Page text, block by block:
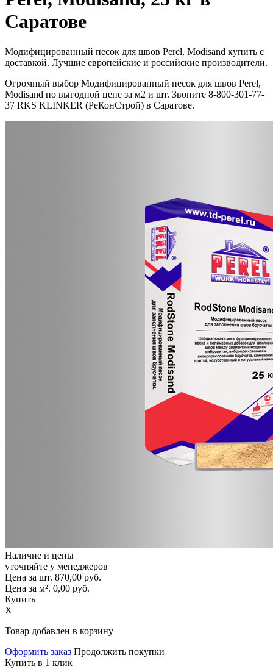
Саратове
Модифицированный песок для швов Perel, Modisand купить с
доставкой. Лучшие европейские и российские производители.
Огромный выбор Модифицированный песок для швов Perel,
Modisand по выгодной цене за м2 и шт. Звоните 8-800-301-77-
37 RKS KLINKER (РеКонСтрой) в Саратове.
Наличие и цены
уточняйте у менеджеров
Цена за шт. 870,00 руб.
Цена за м². 0,00 руб.
Купить
X
Товар добавлен в корзину
Оформить заказ Продолжить покупки
Купить в 1 клик